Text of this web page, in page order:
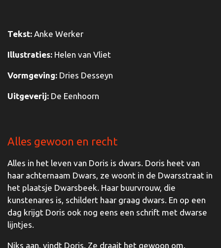
Tekst: Anke Werker
Illustraties: Helen van Vliet
Vormgeving: Dries Desseyn
Uitgeverij: De Eenhoorn
Alles gewoon en recht
Alles in het leven van Doris is dwars. Doris heet van
haar achternaam Dwars, ze woont in de Dwarsstraat in
het plaatsje Dwarsbeek. Haar buurvrouw, die
kunstenares is, schildert haar graag dwars. En op een
dag krijgt Doris ook nog eens een schrift met dwarse
lijntjes.
Niks aan, vindt Doris. Ze draait het gewoon om.